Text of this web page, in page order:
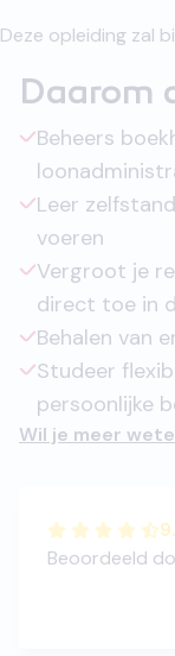
Deze opleiding zal
Daarom
Beheers
Leer
voeren
Vergroot je
direct toe in
Behalen van
Studeer
persoonlijke
Wil je meer
Beoordeeld